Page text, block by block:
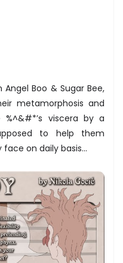
Boo & Sugar Bee,
metamorphosis and
viscera by a
to help them
on daily basis...